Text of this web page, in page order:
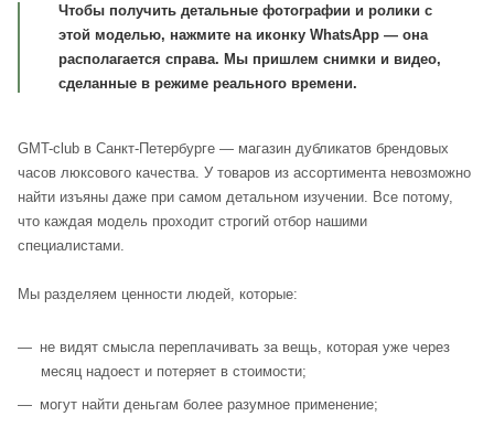
Чтобы получить детальные фотографии и ролики с
этой моделью, нажмите на иконку WhatsApp — она
располагается справа. Мы пришлем снимки и видео,
сделанные в режиме реального времени.
GMT-club в Санкт-Петербурге — магазин дубликатов брендовых
часов люксового качества. У товаров из ассортимента невозможно
найти изъяны даже при самом детальном изучении. Все потому,
что каждая модель проходит строгий отбор нашими
специалистами.
Мы разделяем ценности людей, которые:
не видят смысла переплачивать за вещь, которая уже через
месяц надоест и потеряет в стоимости;
могут найти деньгам более разумное применение;